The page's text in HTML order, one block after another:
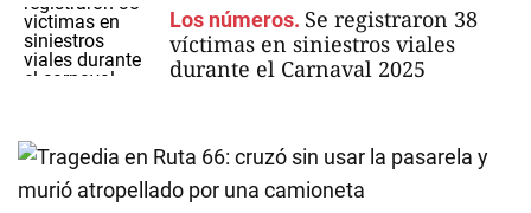
Los números. Se registraron 38
víctimas en siniestros viales
durante el Carnaval 2025